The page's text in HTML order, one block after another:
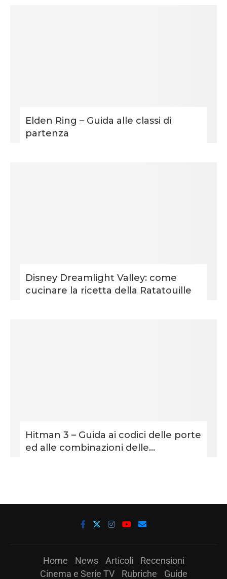
Elden Ring – Guida alle classi di
partenza
Disney Dreamlight Valley: come
cucinare la ricetta della Ratatouille
Hitman 3 – Guida ai codici delle porte
ed alle combinazioni delle...
Home News Articoli
Recensioni
Cinema e Serie TV
Rubriche Guide